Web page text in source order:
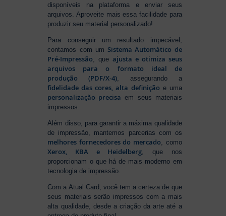
disponíveis na plataforma e enviar seus
arquivos. Aproveite mais essa facilidade para
produzir seu material personalizado!
Para conseguir um resultado impecável,
contamos com um Sistema Automático de
Pré-Impressão , queajusta e otimiza seus
arquivos para o formato ideal de
produção (PDF/X-4) , assegurando a
fidelidade das cores, alta definição e uma
personalização precisa em seus materiais
impressos.
Além disso, para garantir a máxima qualidade
de impressão, mantemos parcerias com os
melhores fornecedores do mercado , como
Xerox, KBA e Heidelberg , que nos
proporcionam o que há de mais moderno em
tecnologia de impressão.
Com a Atual Card, você tem a certeza de que
seus materiais serão impressos com a mais
alta qualidade, desde a criação da arte até a